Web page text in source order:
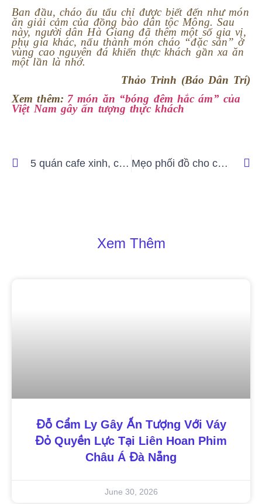
Ban đầu, cháo ấu tẩu chỉ được biết đến như món
ăn giải cảm của đồng bào dân tộc Mông. Sau
này, người dân Hà Giang đã thêm một số gia vị,
phụ gia khác, nấu thành món cháo “đặc sản” ở
vùng cao nguyên đá khiến thực khách gần xa ăn
một lần là nhớ.
Thảo Trinh (Báo Dân Trí)
Xem thêm: 7 món ăn “bóng đêm hắc ám” của
Việt Nam gây ấn tượng thực khách
5 quán cafe xinh, có gu, chiều được nhu cầu của team sống ảo Mẹo phối đồ cho các nàng mũm mĩm, đông này chẳng ngán mặc đẹp
Xem Thêm
Đỗ Cẩm Ly Gây Ấn Tượng Với Váy
Đỏ Quyền Lực Tại Liên Hoan Phim
Châu Á Đà Nẵng
June 30, 2026